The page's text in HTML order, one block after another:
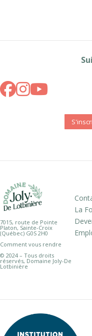
7015, route de Pointe
Platon, Sainte-Croix
(Québec) G0S 2H0
Comment vous rendre
© 2024 – Tous droits
réservés, Domaine Joly-De
Lotbinière
La